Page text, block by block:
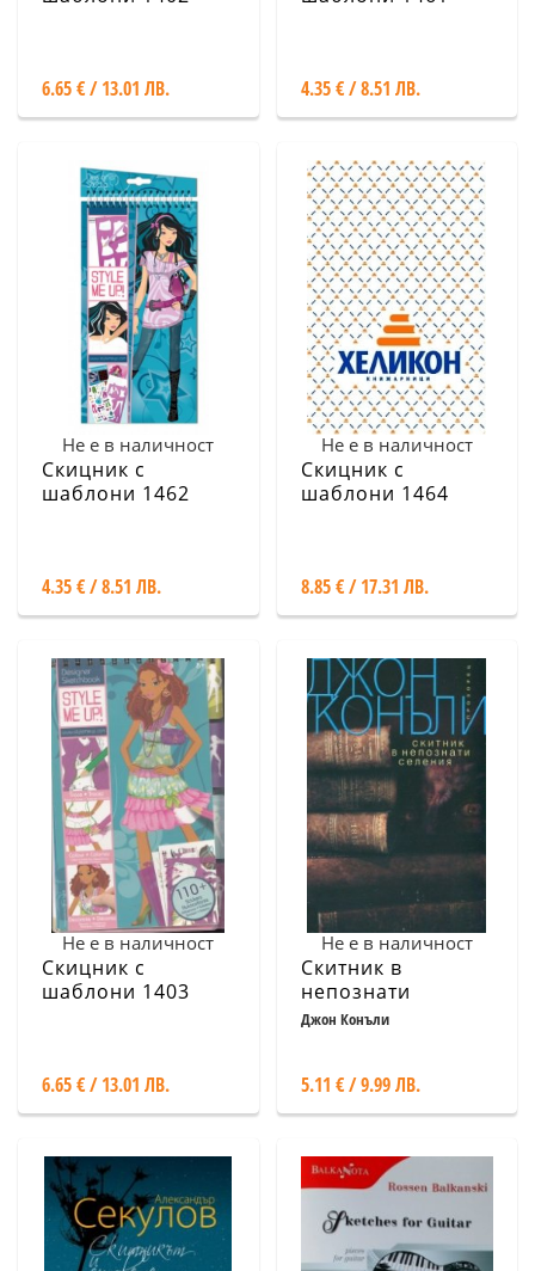
6.65 € / 13.01 ЛВ. 4.35 € / 8.51 ЛВ.
Не е в наличност
Скицник с
шаблони 1462
4.35 € / 8.51 ЛВ.
Не е в наличност
Скицник с
шаблони 1464
8.85 € / 17.31 ЛВ.
Не е в наличност
Скицник с
шаблони 1403
6.65 € / 13.01 ЛВ.
Не е в наличност
Скитник в
непознати
селения
Джон Конъли
5.11 € / 9.99 ЛВ.